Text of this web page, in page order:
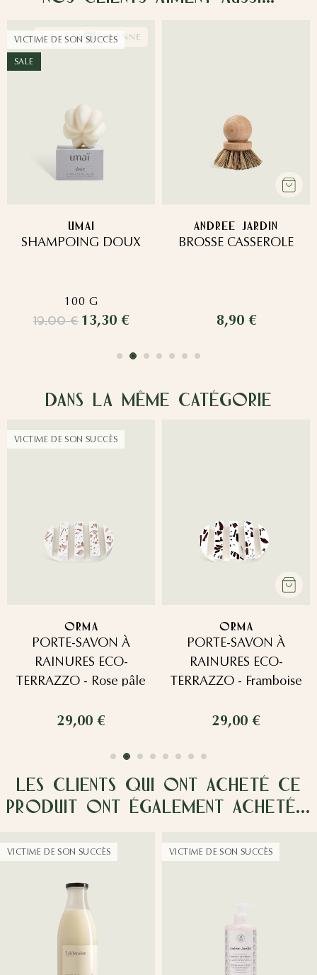
VICTIME DE SON SUCCÈS
SALE
COUP DE RESONNE
UMAI
SHAMPOING DOUX
100 G
19,00 € 13,30 €
ANDREE JARDIN
BROSSE CASSEROLE
8,90 €
Dans la même catégorie
VICTIME DE SON SUCCÈS
ORMA
PORTE-SAVON À
RAINURES ECO-
TERRAZZO - Rose pâle
29,00 €
ORMA
PORTE-SAVON À
RAINURES ECO-
TERRAZZO - Framboise
29,00 €
Les clients qui ont acheté ce
produit ont également acheté...
VICTIME DE SON SUCCÈS VICTIME DE SON SUCCÈS